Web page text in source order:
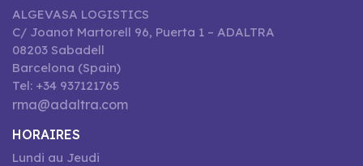
ALGEVASA LOGISTICS
C/ Joanot Martorell 96, Puerta 1 – ADALTRA
08203 Sabadell
Barcelona (Spain)
Tel: +34 937121765
rma@adaltra.com
HORAIRES
Lundi au Jeudi